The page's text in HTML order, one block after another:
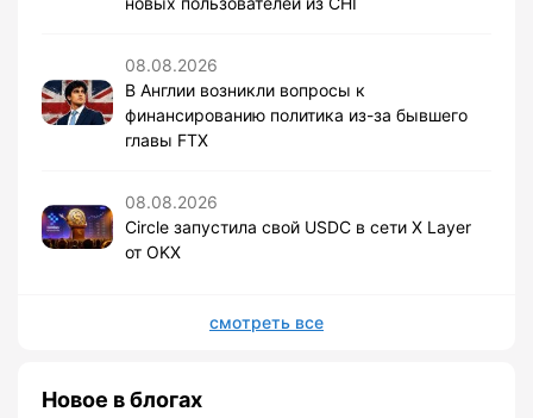
08.08.2026
В Англии возникли вопросы к
финансированию политика из-за бывшего
главы FTX
08.08.2026
Circle запустила свой USDC в сети X Layer
от OKX
смотреть все
Новое в блогах